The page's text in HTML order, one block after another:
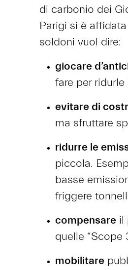
di carbonio dei
Parigi si è
soldoni vuol dire:
giocare
fare per
evitare di
ma sfruttare
ridurre le
piccola.
basse
friggere
compensare il
quelle “Scope
mobilitare